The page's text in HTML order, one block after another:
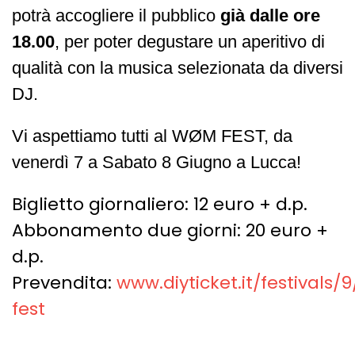
potrà accogliere il pubblico già dalle ore
18.00, per poter degustare un aperitivo di
qualità con la musica selezionata da diversi
DJ.
Vi aspettiamo tutti al WØM FEST, da
venerdì 7 a Sabato 8 Giugno a Lucca!
Biglietto giornaliero: 12 euro + d.p.
Abbonamento due giorni: 20 euro +
d.p.
Prevendita: www.diyticket.it/festivals/
fest